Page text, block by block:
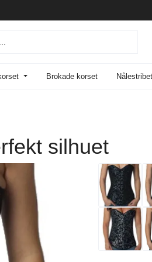
Brokade korset
silhuet